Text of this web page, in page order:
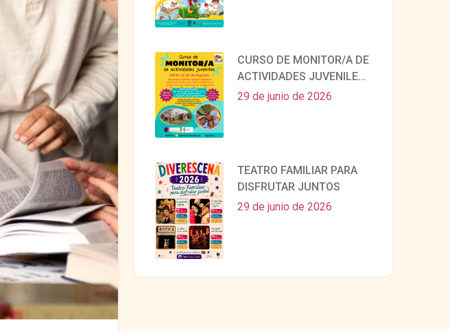
CURSO DE MONITOR/A DE
ACTIVIDADES JUVENILES
EN AGOSTO
29 de junio de 2026
TEATRO FAMILIAR PARA
DISFRUTAR JUNTOS
29 de junio de 2026